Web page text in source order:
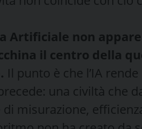
Artificiale non
il centro della
Il punto è che l’IA
una civiltà che
misurazione,